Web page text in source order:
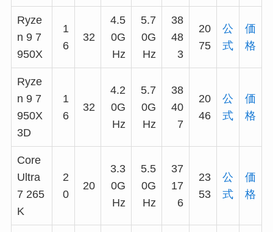
Ryze
n 9 7
950X
1
6
32
4.5
0G
Hz
5.7
0G
Hz
38
48
3
20
75
公
式
価
格
Ryze
n 9 7
950X
3D
1
6
32
4.2
0G
Hz
5.7
0G
Hz
38
40
7
20
46
公
式
価
格
Core
Ultra
7 265
K
2
0
20
3.3
0G
Hz
5.5
0G
Hz
37
17
6
23
53
公
式
価
格